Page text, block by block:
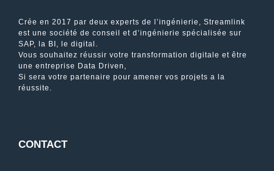
Crée en 2017 par deux experts de l’ingénierie, Streamlink
est une société de conseil et d’ingénierie spécialisée sur
SAP, la BI, le digital.
Vous souhaitez réussir votre transformation digitale et être
une entreprise Data Driven,
Si sera votre partenaire pour amener vos projets a la
réussite.
CONTACT